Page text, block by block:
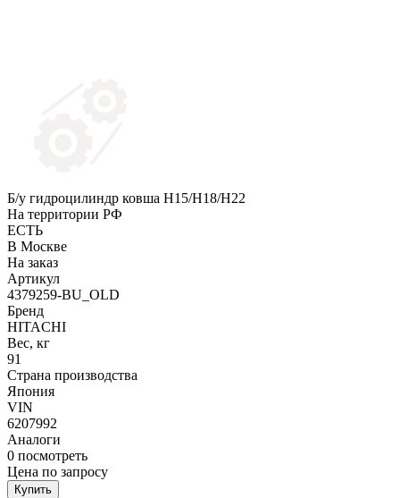
Б/у гидроцилиндр ковша H15/H18/H22
На территории РФ
ЕСТЬ
В Москве
На заказ
Артикул
4379259-BU_OLD
Бренд
HITACHI
Вес, кг
91
Страна производства
Япония
VIN
6207992
Аналоги
0 посмотреть
Цена по запросу
Купить